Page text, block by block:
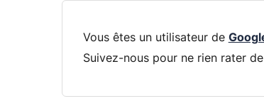
Vous êtes un utilisateur de
Suivez-nous pour ne rien rater